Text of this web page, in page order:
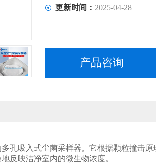
更新时间： 2025-04-28
产品咨询
吸入式尘菌采样器。它根据颗粒撞击原
反映洁净室内的微生物浓度。